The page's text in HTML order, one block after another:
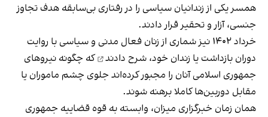
همسر یکی از زندانیان سیاسی را در رفتاری بی‌سابقه هدف تجاوز
جنسی، آزار و تحقیر قرار دادند.
خرداد ۱۴۰۲ نیز شماری از زنان فعال مدنی و سیاسی با روایت
دوران بازداشت یا زندان خود، شرح دادند
که چگونه نیروهای
جمهوری اسلامی آنان را مجبور کرده‌اند جلوی چشم ماموران یا
مقابل دوربین‌ها کاملا برهنه شوند.
همان زمان خبرگزاری میزان، وابسته به قوه قضاییه جمهوری